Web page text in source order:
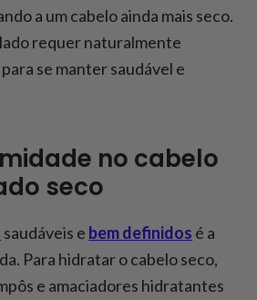
a um cabelo ainda mais seco.
requer naturalmente
se manter saudável e
no cabelo
seco
saudáveis e bem definidos é a
Para hidratar o cabelo seco,
e amaciadores hidratantes